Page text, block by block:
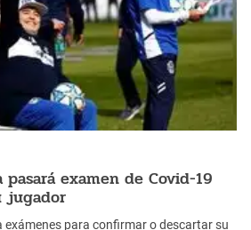
pasará examen de Covid-19
jugador
exámenes para confirmar o descartar su